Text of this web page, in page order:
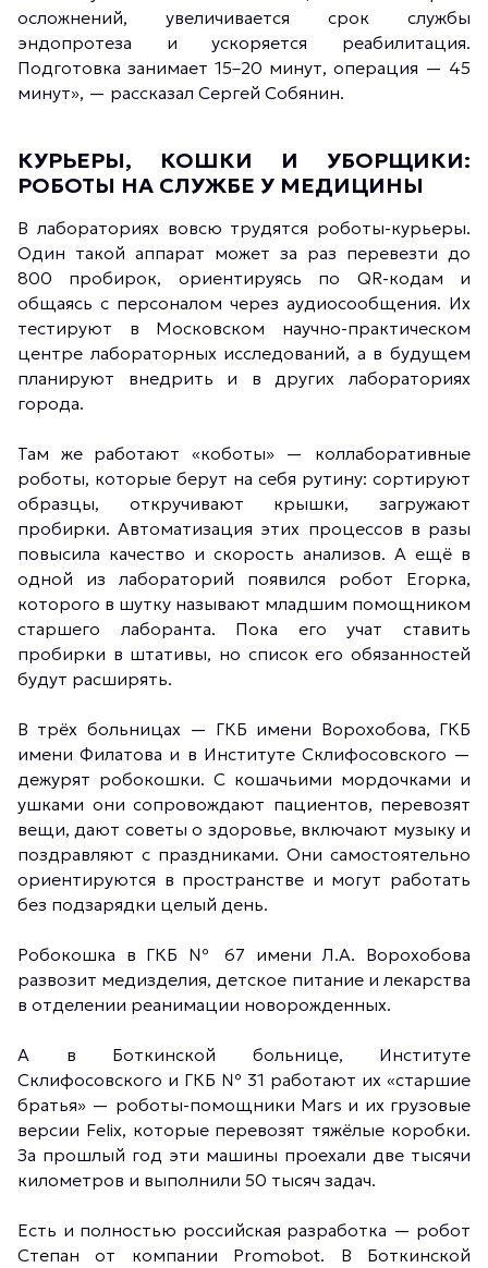
осложнений, увеличивается срок службы
эндопротеза и ускоряется реабилитация.
Подготовка занимает 15–20 минут, операция — 45
минут», — рассказал Сергей Собянин.
КУРЬЕРЫ, КОШКИ И УБОРЩИКИ:
РОБОТЫ НА СЛУЖБЕ У МЕДИЦИНЫ
В лабораториях вовсю трудятся роботы-курьеры.
Один такой аппарат может за раз перевезти до
800 пробирок, ориентируясь по QR-кодам и
общаясь с персоналом через аудиосообщения. Их
тестируют в Московском научно-практическом
центре лабораторных исследований, а в будущем
планируют внедрить и в других лабораториях
города.
Там же работают «коботы» — коллаборативные
роботы, которые берут на себя рутину: сортируют
образцы, откручивают крышки, загружают
пробирки. Автоматизация этих процессов в разы
повысила качество и скорость анализов. А ещё в
одной из лабораторий появился робот Егорка,
которого в шутку называют младшим помощником
старшего лаборанта. Пока его учат ставить
пробирки в штативы, но список его обязанностей
будут расширять.
В трёх больницах — ГКБ имени Ворохобова, ГКБ
имени Филатова и в Институте Склифосовского —
дежурят робокошки. С кошачьими мордочками и
ушками они сопровождают пациентов, перевозят
вещи, дают советы о здоровье, включают музыку и
поздравляют с праздниками. Они самостоятельно
ориентируются в пространстве и могут работать
без подзарядки целый день.
Робокошка в ГКБ № 67 имени Л.А. Ворохобова
развозит медизделия, детское питание и лекарства
в отделении реанимации новорожденных.
А в Боткинской больнице, Институте
Склифосовского и ГКБ № 31 работают их «старшие
братья» — роботы-помощники Mars и их грузовые
версии Felix, которые перевозят тяжёлые коробки.
За прошлый год эти машины проехали две тысячи
километров и выполнили 50 тысяч задач.
Есть и полностью российская разработка — робот
Степан от компании Promobot. В Боткинской